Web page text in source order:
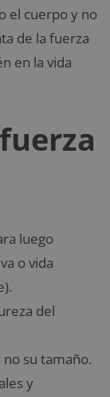
el cuerpo y no
de la fuerza
en la vida
luego
o vida
del
su tamaño.
y